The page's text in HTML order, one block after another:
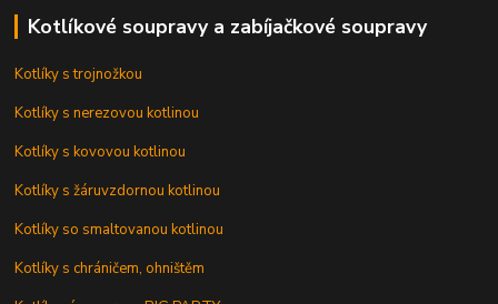
Kotlíkové soupravy a zabíjačkové soupravy
Kotlíky s trojnožkou
Kotlíky s nerezovou kotlinou
Kotlíky s kovovou kotlinou
Kotlíky s žáruvzdornou kotlinou
Kotlíky so smaltovanou kotlinou
Kotlíky s chráničem, ohništěm